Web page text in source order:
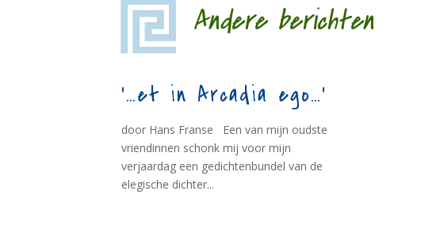
Andere berichten
‘…et in Arcadia ego…’
door Hans Franse Een van mijn oudste
vriendinnen schonk mij voor mijn
verjaardag een gedichtenbundel van de
elegische dichter...